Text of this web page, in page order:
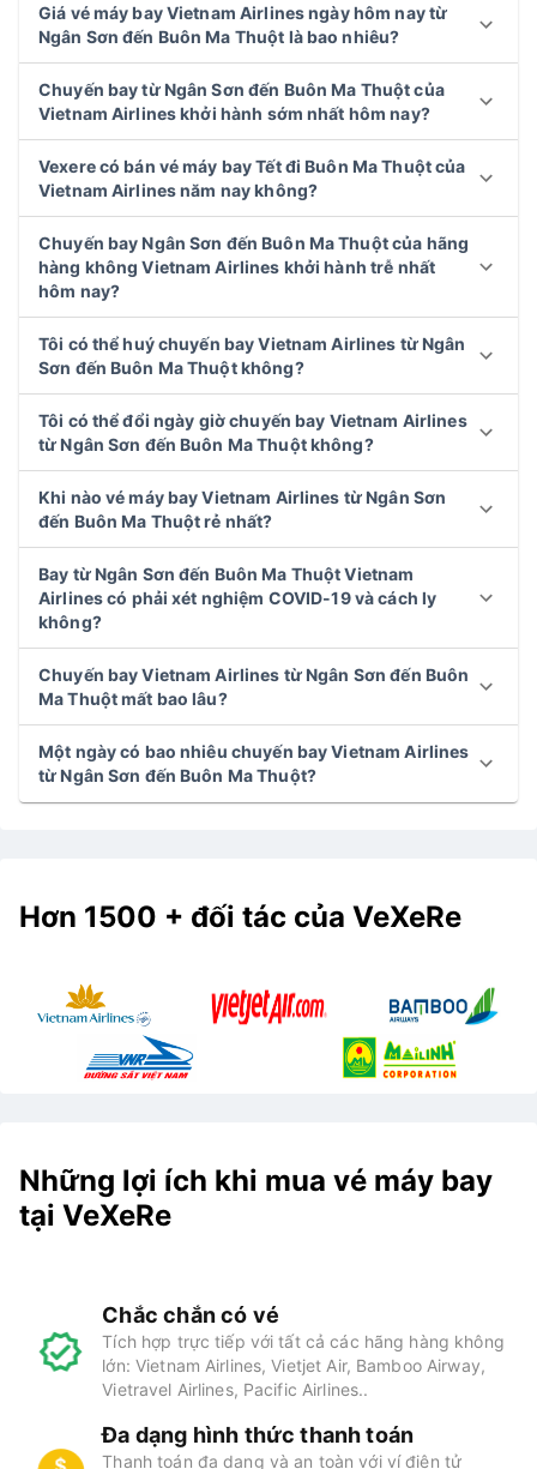
Giá vé máy bay Vietnam Airlines ngày hôm nay từ
Ngân Sơn đến Buôn Ma Thuột là bao nhiêu?
Chuyến bay từ Ngân Sơn đến Buôn Ma Thuột của
Vietnam Airlines khởi hành sớm nhất hôm nay?
Vexere có bán vé máy bay Tết đi Buôn Ma Thuột của
Vietnam Airlines năm nay không?
Chuyến bay Ngân Sơn đến Buôn Ma Thuột của hãng
hàng không Vietnam Airlines khởi hành trễ nhất
hôm nay?
Tôi có thể huý chuyến bay Vietnam Airlines từ Ngân
Sơn đến Buôn Ma Thuột không?
Tôi có thể đổi ngày giờ chuyến bay Vietnam Airlines
từ Ngân Sơn đến Buôn Ma Thuột không?
Khi nào vé máy bay Vietnam Airlines từ Ngân Sơn
đến Buôn Ma Thuột rẻ nhất?
Bay từ Ngân Sơn đến Buôn Ma Thuột Vietnam
Airlines có phải xét nghiệm COVID-19 và cách ly
không?
Chuyến bay Vietnam Airlines từ Ngân Sơn đến Buôn
Ma Thuột mất bao lâu?
Một ngày có bao nhiêu chuyến bay Vietnam Airlines
từ Ngân Sơn đến Buôn Ma Thuột?
Hơn 1500 + đối tác của VeXeRe
Những lợi ích khi mua vé máy bay
tại VeXeRe
Chắc chắn có vé
Tích hợp trực tiếp với tất cả các hãng hàng không
lớn: Vietnam Airlines, Vietjet Air, Bamboo Airway,
Vietravel Airlines, Pacific Airlines..
Đa dạng hình thức thanh toán
Thanh toán đa dạng và an toàn với ví điện tử